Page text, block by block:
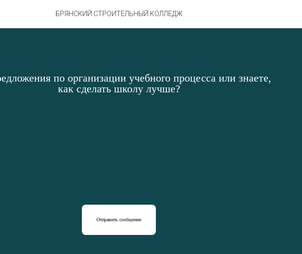
по организации учебного процесса или знаете,
как сделать школу лучше?
Отправить сообщение
БРЯНСКИЙ СТРОИТЕЛЬНЫЙ КОЛЛЕДЖ